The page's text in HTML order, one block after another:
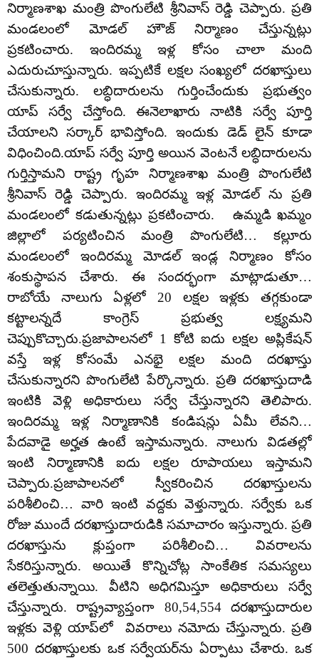
నిర్మాణశాఖ మంత్రి పొంగులేటి శ్రీనివాస్ రెడ్డి చెప్పారు. ప్రతి
మండలంలో మోడల్ హౌజ్ నిర్మాణం చేస్తున్నట్లు
ప్రకటించారు. ఇందిరమ్మ ఇళ్ల కోసం చాలా మంది
ఎదురుచూస్తున్నారు. ఇప్పటికే లక్షల సంఖ్యలో దరఖాస్తులు
చేసుకున్నారు. లబ్ధిదారులను గుర్తించేందుకు ప్రభుత్వం
యాప్ సర్వే చేస్తోంది. ఈనెలాఖారు నాటికి సర్వే పూర్తి
చేయాలని సర్కార్ భావిస్తోంది. ఇందుకు డెడ్ లైన్ కూడా
విధించింది.యాప్ సర్వే పూర్తి అయిన వెంటనే లబ్ధిదారులను
గుర్తిస్తామని రాష్ట్ర గృహ నిర్మాణశాఖ మంత్రి పొంగులేటి
శ్రీనివాస్ రెడ్డి చెప్పారు. ఇందిరమ్మ ఇళ్ల మోడల్ ను ప్రతి
మండలంలో కడుతున్నట్లు ప్రకటించారు. ఉమ్మడి ఖమ్మం
జిల్లాలో పర్యటించిన మంత్రి పొంగులేటి… కల్లూరు
మండలంలో ఇందిరమ్మ మోడల్ ఇండ్ల నిర్మాణం కోసం
శంకుస్థాపన చేశారు. ఈ సందర్భంగా మాట్లాడుతూ…
రాబోయే నాలుగు ఏళ్లలో 20 లక్షల ఇళ్లకు తగ్గకుండా
కట్టాలన్నదే కాంగ్రెస్ ప్రభుత్వ లక్ష్యమని
చెప్పుకొచ్చారు.ప్రజాపాలనలో 1 కోటి ఐదు లక్షల అప్లికేషన్
వస్తే ఇళ్ల కోసంమే ఎనభై లక్షల మంది దరఖాస్తు
చేసుకున్నారని పొంగులేటి పేర్కొన్నారు. ప్రతి దరఖాస్తుదాడి
ఇంటికి వెళ్లి అధికారులు సర్వే చేస్తున్నారని తెలిపారు.
ఇందిరమ్మ ఇళ్ల నిర్మాణానికి కండిషన్లు ఏమీ లేవని…
పేదవాడై అర్హత ఉంటే ఇస్తామన్నారు. నాలుగు విడతల్లో
ఇంటి నిర్మాణానికి ఐదు లక్షల రూపాయలు ఇస్తామని
చెప్పారు.ప్రజాపాలనలో స్వీకరించిన దరఖాస్తులను
పరిశీలించి… వారి ఇంటి వద్దకు వెళ్తున్నారు. సర్వేకు ఒక
రోజు ముందే దరఖాస్తుదారుడికి సమాచారం ఇస్తున్నారు. ప్రతి
దరఖాస్తును క్లుప్తంగా పరిశీలించి… వివరాలను
సేకరిస్తున్నారు. అయితే కొన్నిచోట్ల సాంకేతిక సమస్యలు
తలెత్తుతున్నాయి. వీటిని అధిగమిస్తూ అధికారులు సర్వే
చేస్తున్నారు. రాష్ట్రవ్యాప్తంగా 80,54,554 దరఖాస్తుదారుల
ఇళ్లకు వెళ్లి యాప్‌లో వివరాలు నమోదు చేస్తున్నారు. ప్రతి
500 దరఖాస్తులకు ఒక సర్వేయర్‌ను ఏర్పాటు చేశారు. ఒక